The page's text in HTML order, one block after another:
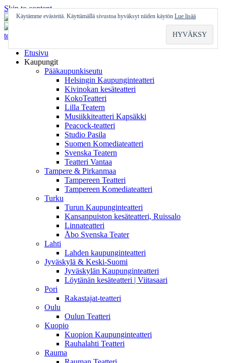
Skip to content
Etusivu
Kaupungit
Pääkaupunkiseutu
Helsingin Kaupunginteatteri
Kivinokan kesäteatteri
KokoTeatteri
Lilla Teatern
Musiikkiteatteri Kapsäkki
Peacock-teatteri
Studio Pasila
Suomen Komediateatteri
Svenska Teatern
Teatteri Vantaa
Tampere & Pirkanmaa
Tampereen Teatteri
Tampereen Komediateatteri
Turku
Turun Kaupunginteatteri
Kansanpuiston kesäteatteri, Ruissalo
Linnateatteri
Åbo Svenska Teater
Lahti
Lahden kaupunginteatteri
Jyväskylä & Keski-Suomi
Jyväskylän Kaupunginteatteri
Löytänän kesäteatteri | Viitasaari
Pori
Rakastajat-teatteri
Oulu
Oulun Teatteri
Kuopio
Kuopion Kaupunginteatteri
Rauhalahti Teatteri
Rauma
Käytämme evästeitä. Käyttämällä sivustoa hyväksyt niiden käytön Lue lisää